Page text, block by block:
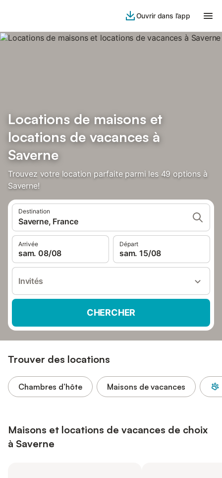
Ouvrir dans l’app
Locations de maisons et
locations de vacances à
Saverne
Trouvez votre location parfaite parmi les 49 options à
Saverne!
Destination
Saverne, France
Arrivée
sam. 08/08
Départ
sam. 15/08
Invités
CHERCHER
Trouver des locations
Chambres d’hôte Maisons de vacances
Maisons et locations de vacances de choix
à Saverne